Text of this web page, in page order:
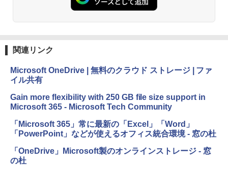
関連リンク
Microsoft OneDrive | 無料のクラウド ストレージ | ファ
イル共有
Gain more flexibility with 250 GB file size support in
Microsoft 365 - Microsoft Tech Community
「Microsoft 365」常に最新の「Excel」「Word」
「PowerPoint」などが使えるオフィス統合環境 - 窓の杜
「OneDrive」Microsoft製のオンラインストレージ - 窓
の杜